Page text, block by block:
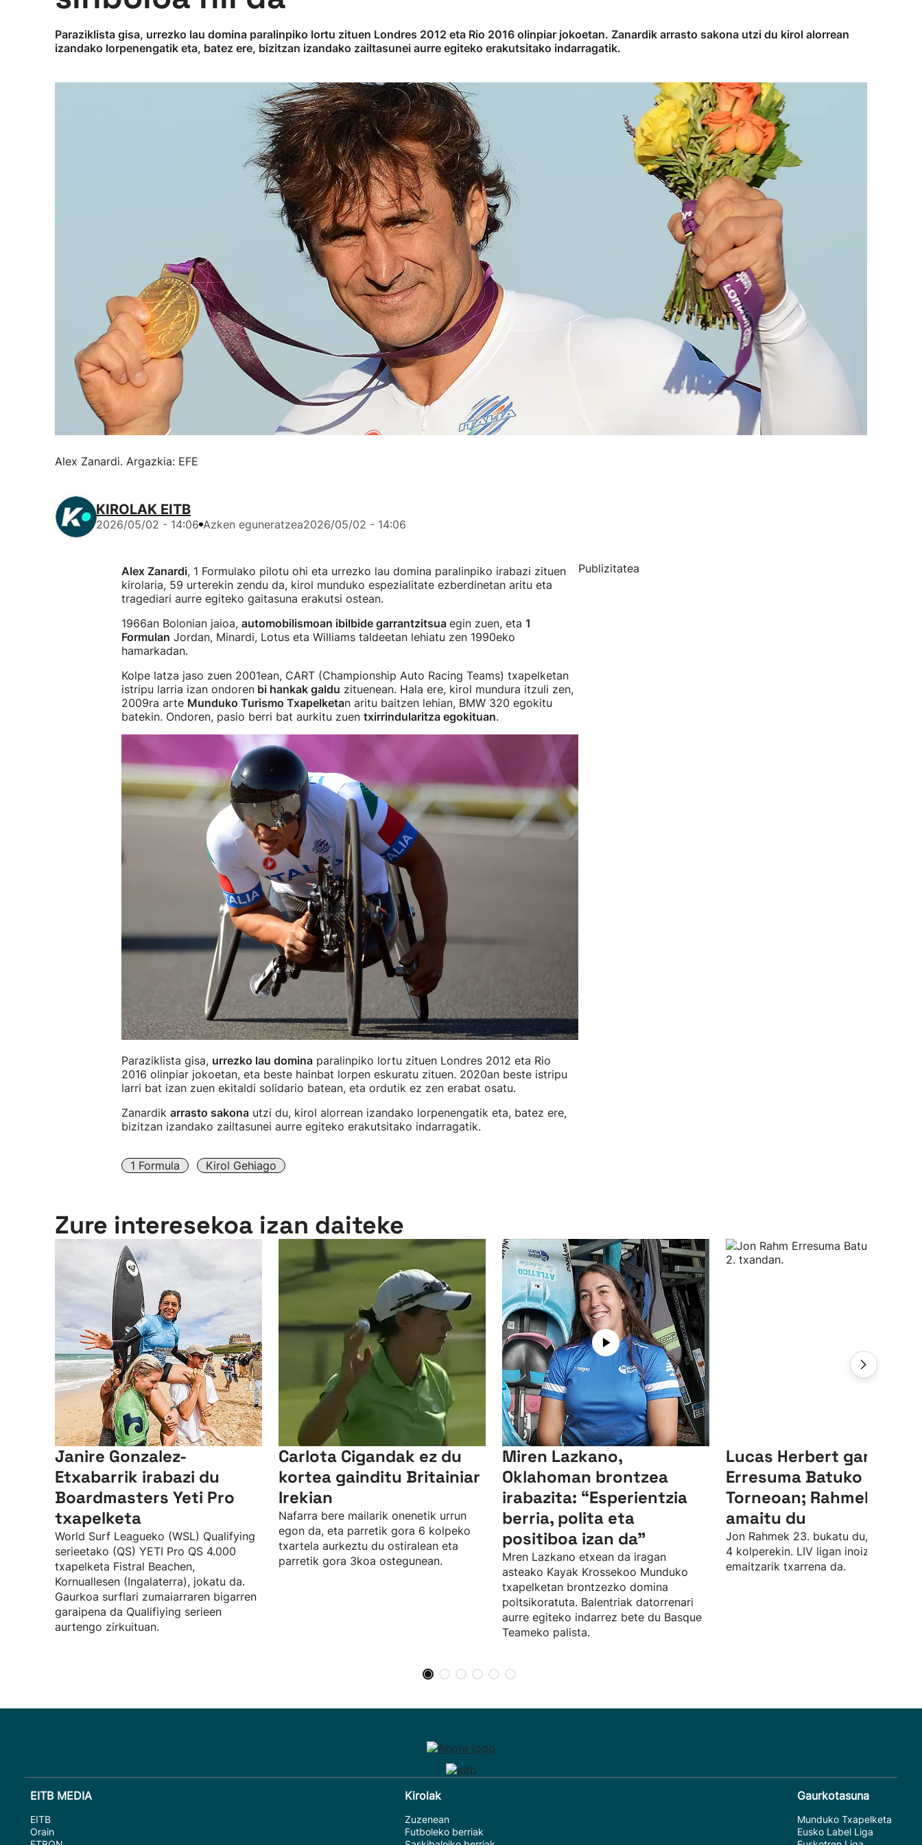
Paraziklista gisa, urrezko lau domina paralinpiko lortu zituen Londres 2012 eta Rio 2016 olinpiar jokoetan. Zanardik arrasto sakona utzi du kirol alorrean
izandako lorpenengatik eta, batez ere, bizitzan izandako zailtasunei aurre egiteko erakutsitako indarragatik.
Alex Zanardi. Argazkia: EFE
KIROLAK EITB
2026/05/02 - 14:06 Azken eguneratzea2026/05/02 - 14:06
Alex Zanardi, 1 Formulako pilotu ohi eta urrezko lau domina paralinpiko irabazi zituen
kirolaria, 59 urterekin zendu da, kirol munduko espezialitate ezberdinetan aritu eta
tragediari aurre egiteko gaitasuna erakutsi ostean.
1966an Bolonian jaioa, automobilismoan ibilbide garrantzitsua egin zuen, eta 1
Formulan Jordan, Minardi, Lotus eta Williams taldeetan lehiatu zen 1990eko
hamarkadan.
Kolpe latza jaso zuen 2001ean, CART (Championship Auto Racing Teams) txapelketan
istripu larria izan ondoren bi hankak galdu zituenean. Hala ere, kirol mundura itzuli zen,
2009ra arte Munduko Turismo Txapelketan aritu baitzen lehian, BMW 320 egokitu
batekin. Ondoren, pasio berri bat aurkitu zuen txirrindularitza egokituan.
Paraziklista gisa, urrezko lau domina paralinpiko lortu zituen Londres 2012 eta Rio
2016 olinpiar jokoetan, eta beste hainbat lorpen eskuratu zituen. 2020an beste istripu
larri bat izan zuen ekitaldi solidario batean, eta ordutik ez zen erabat osatu.
Zanardik arrasto sakona utzi du, kirol alorrean izandako lorpenengatik eta, batez ere,
bizitzan izandako zailtasunei aurre egiteko erakutsitako indarragatik.
1 Formula Kirol Gehiago
Publizitatea
Zure interesekoa izan daiteke
Janire Gonzalez-
Etxabarrik irabazi du
Boardmasters Yeti Pro
txapelketa
World Surf Leagueko (WSL) Qualifying
serieetako (QS) YETI Pro QS 4.000
txapelketa Fistral Beachen,
Kornuallesen (Ingalaterra), jokatu da.
Gaurkoa surflari zumaiarraren bigarren
garaipena da Qualifiying serieen
aurtengo zirkuituan.
Carlota Cigandak ez du
kortea gainditu Britainiar
Irekian
Nafarra bere mailarik onenetik urrun
egon da, eta parretik gora 6 kolpeko
txartela aurkeztu du ostiralean eta
parretik gora 3koa ostegunean.
Miren Lazkano,
Oklahoman brontzea
irabazita: “Esperientzia
berria, polita eta
positiboa izan da"
Mren Lazkano etxean da iragan
asteako Kayak Krossekoo Munduko
txapelketan brontzezko domina
poltsikoratuta. Balentriak datorrenari
aurre egiteko indarrez bete du Basque
Teameko palista.
Lucas Herbert garaile,
Erresuma Batuko LIV
Torneoan; Rahmek 23.
amaitu du
Jon Rahmek 23. bukatu du, par
4 kolperekin. LIV ligan inoiz izan duen
emaitzarik txarrena da.
EITB MEDIA
EITB
Orain
Kirolak
Zuzenean
Futboleko berriak
Gaurkotasuna
Munduko Txapelketa
Eusko Label Liga